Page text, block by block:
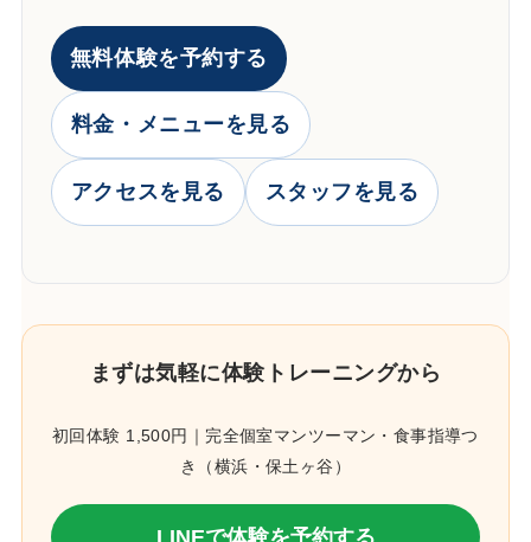
無料体験を予約する
料金・メニューを見る
アクセスを見る スタッフを見る
まずは気軽に体験トレーニングから
初回体験 1,500円｜完全個室マンツーマン・食事指導つ
き（横浜・保土ヶ谷）
LINEで体験を予約する